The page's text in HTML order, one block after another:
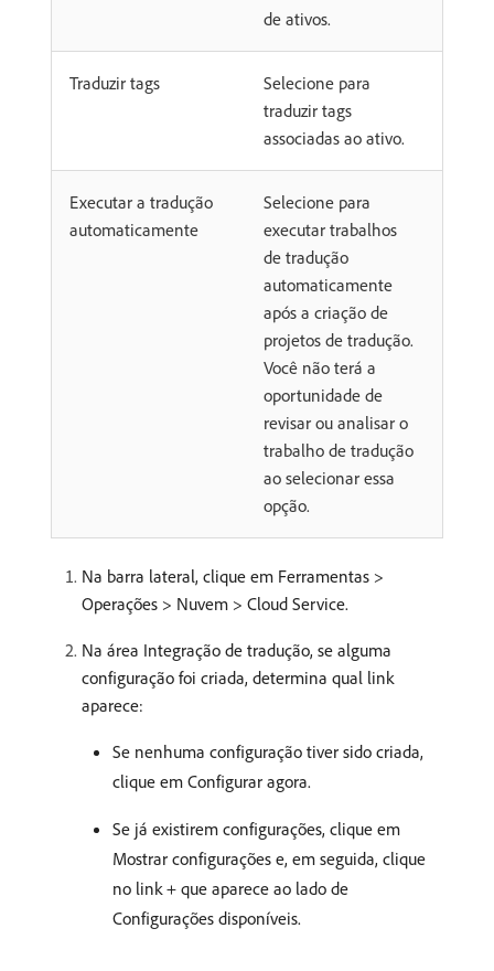
de ativos.
Traduzir tags
Selecione para
traduzir tags
associadas ao ativo.
Executar a tradução
automaticamente
Selecione para
executar trabalhos
de tradução
automaticamente
após a criação de
projetos de tradução.
Você não terá a
oportunidade de
revisar ou analisar o
trabalho de tradução
ao selecionar essa
opção.
Na barra lateral, clique em Ferramentas >
Operações > Nuvem > Cloud Service.
Na área Integração de tradução, se alguma
configuração foi criada, determina qual link
aparece:
Se nenhuma configuração tiver sido criada,
clique em Configurar agora.
Se já existirem configurações, clique em
Mostrar configurações e, em seguida, clique
no link + que aparece ao lado de
Configurações disponíveis.